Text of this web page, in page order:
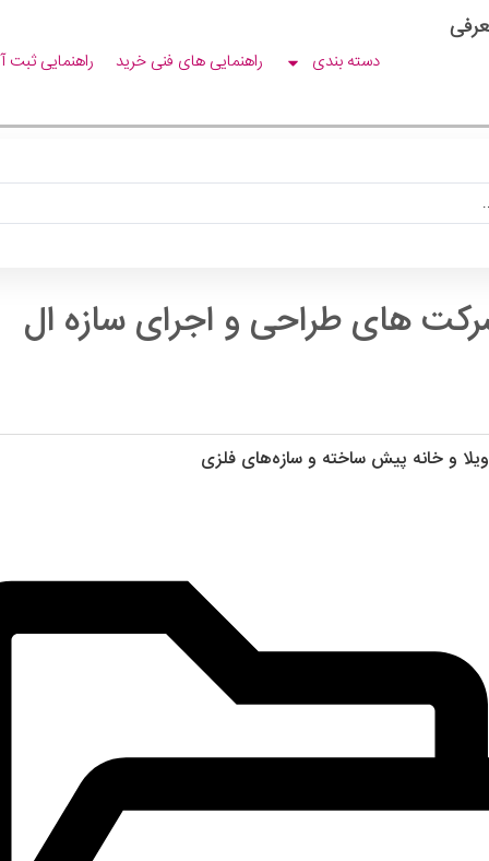
دسته بندی راهنمایی های فنی خرید راهنمایی ثبت
های طراحی و اجرای سازه ال
و خانه پیش ساخته و سازه‌های فلزی